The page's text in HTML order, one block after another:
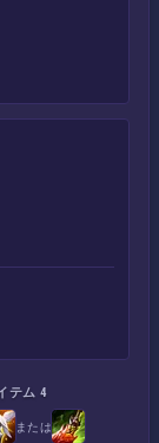
テム 4
または